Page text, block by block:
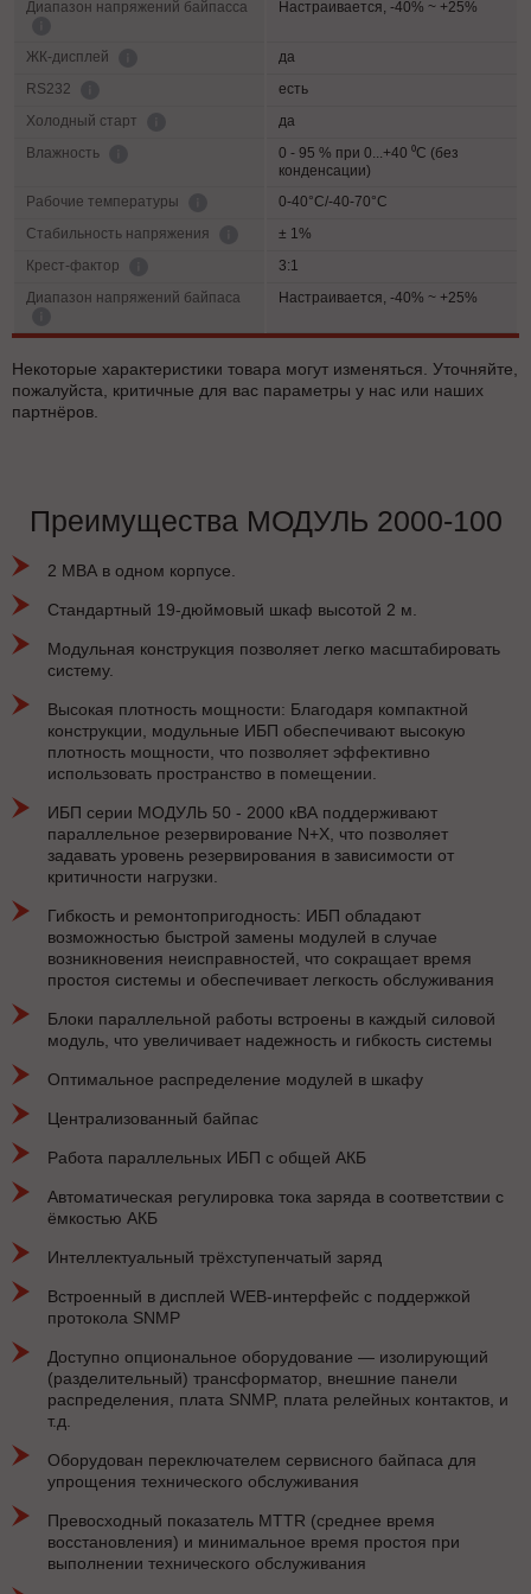
Диапазон напряжений байпасса Настраивается, -40% ~ +25%
ЖК-дисплей
да
RS232
есть
Холодный старт
да
Влажность
0 - 95 % при 0...+40 ⁰С (без
конденсации)
Рабочие температуры
0-40°C/-40-70°C
Cтабильность напряжения
± 1%
Крест-фактор
3:1
Диапазон напряжений байпаса
Настраивается, -40% ~ +25%
Некоторые характеристики товара могут изменяться. Уточняйте,
пожалуйста, критичные для вас параметры у нас или наших
партнёров.
Преимущества МОДУЛЬ 2000-100
2 МВА в одном корпусе.
Стандартный 19-дюймовый шкаф высотой 2 м.
Модульная конструкция позволяет легко масштабировать
систему.
Высокая плотность мощности: Благодаря компактной
конструкции, модульные ИБП обеспечивают высокую
плотность мощности, что позволяет эффективно
использовать пространство в помещении.
ИБП серии МОДУЛЬ 50 - 2000 кВА поддерживают
параллельное резервирование N+X, что позволяет
задавать уровень резервирования в зависимости от
критичности нагрузки.
Гибкость и ремонтопригодность: ИБП обладают
возможностью быстрой замены модулей в случае
возникновения неисправностей, что сокращает время
простоя системы и обеспечивает легкость обслуживания
Блоки параллельной работы встроены в каждый силовой
модуль, что увеличивает надежность и гибкость системы
Оптимальное распределение модулей в шкафу
Централизованный байпас
Работа параллельных ИБП с общей АКБ
Автоматическая регулировка тока заряда в соответствии с
ёмкостью АКБ
Интеллектуальный трёхступенчатый заряд
Встроенный в дисплей WEB-интерфейс с поддержкой
протокола SNMP
Доступно опциональное оборудование — изолирующий
(разделительный) трансформатор, внешние панели
распределения, плата SNMP, плата релейных контактов, и
т.д.
Оборудован переключателем сервисного байпаса для
упрощения технического обслуживания
Превосходный показатель MTTR (среднее время
восстановления) и минимальное время простоя при
выполнении технического обслуживания